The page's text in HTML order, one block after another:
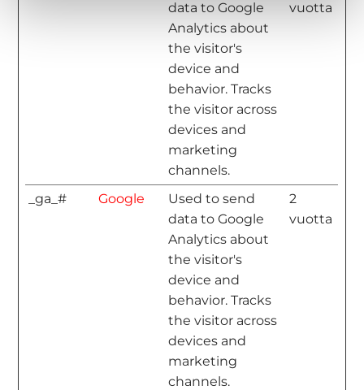
data to Google
Analytics about
the visitor's
device and
behavior. Tracks
the visitor across
devices and
marketing
channels.
vuotta
_ga_# Google
Used to send
data to Google
Analytics about
the visitor's
device and
behavior. Tracks
the visitor across
devices and
marketing
channels.
2
vuotta